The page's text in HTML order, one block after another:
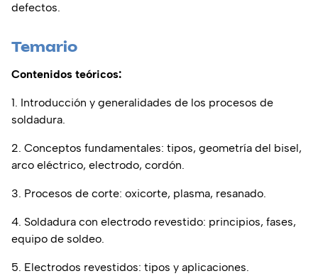
defectos.
Temario
Contenidos teóricos:
1. Introducción y generalidades de los procesos de
soldadura.
2. Conceptos fundamentales: tipos, geometría del bisel,
arco eléctrico, electrodo, cordón.
3. Procesos de corte: oxicorte, plasma, resanado.
4. Soldadura con electrodo revestido: principios, fases,
equipo de soldeo.
5. Electrodos revestidos: tipos y aplicaciones.